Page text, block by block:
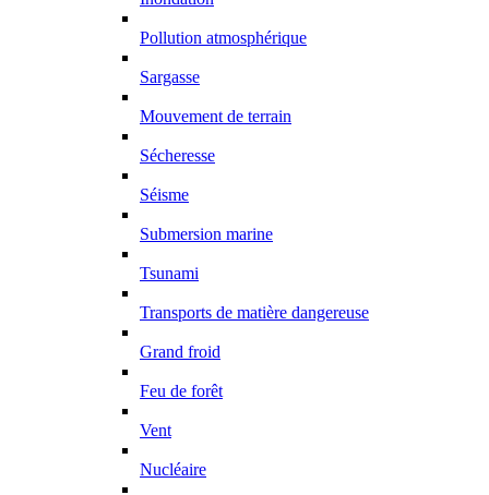
Pollution atmosphérique
Sargasse
Mouvement de terrain
Sécheresse
Séisme
Submersion marine
Tsunami
Transports de matière dangereuse
Grand froid
Feu de forêt
Vent
Nucléaire